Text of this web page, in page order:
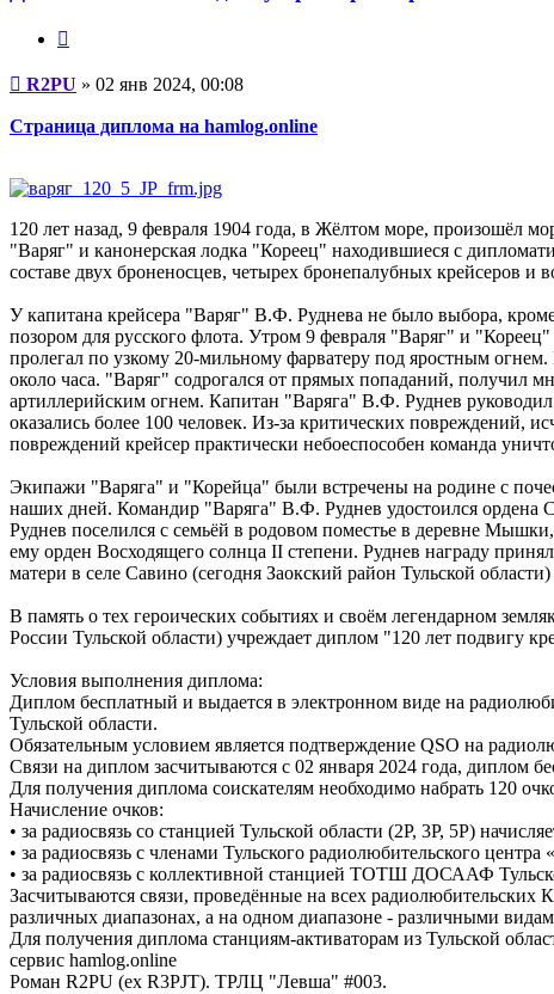
Сообщение
R2PU » 02 янв 2024, 00:08
Страница диплома на hamlog.online
120 лет назад, 9 февраля 1904 года, в Жёлтом море, произошёл
"Варяг" и канонерская лодка "Кореец" находившиеся с
составе двух броненосцев, четырех бронепалубных крейсеров
У капитана крейсера "Варяг" В.Ф. Руднева не было выбора,
позором для русского флота. Утром 9 февраля "Варяг" и
пролегал по узкому 20-мильному фарватеру под яростным
около часа. "Варяг" содрогался от прямых попаданий,
артиллерийским огнем. Капитан "Варяга" В.Ф. Руднев
оказались более 100 человек. Из-за критических повреждений,
повреждений крейсер практически небоеспособен команда
Экипажи "Варяга" и "Корейца" были встречены на родине с
наших дней. Командир "Варяга" В.Ф. Руднев удостоился ордена
Руднев поселился с семьёй в родовом поместье в деревне
ему орден Восходящего солнца II степени. Руднев награду
матери в селе Савино (сегодня Заокский район Тульской области)
В память о тех героических событиях и своём легендарном
России Тульской области) учреждает диплом "120 лет подвигу
Условия выполнения диплома:
Диплом бесплатный и выдается в электронном виде на
Тульской области.
Обязательным условием является подтверждение QSO на
Связи на диплом засчитываются с 02 января 2024 года, диплом
Для получения диплома соискателям необходимо набрать 120
Начисление очков:
• за радиосвязь со станцией Тульской области (2P, 3P, 5P)
• за радиосвязь с членами Тульского радиолюбительского
• за радиосвязь с коллективной станцией ТОТШ ДОСААФ
Засчитываются связи, проведённые на всех
различных диапазонах, а на одном диапазоне - различными
Для получения диплома станциям-активаторам из Тульской
сервис hamlog.online
Роман R2PU (ex R3PJT). ТРЛЦ "Левша" #003.